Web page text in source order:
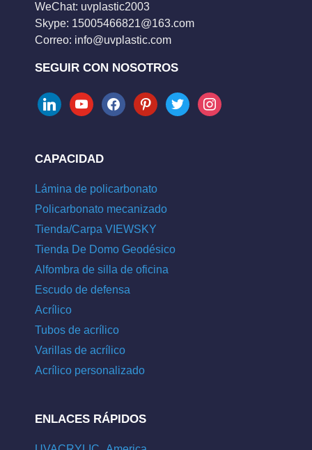
WeChat: uvplastic2003
Skype: 15005466821@163.com
Correo: info@uvplastic.com
SEGUIR CON NOSOTROS
linkedinyoutubefacebookpinteresttwitter instagram
CAPACIDAD
Lámina de policarbonato
Policarbonato mecanizado
Tienda/Carpa VIEWSKY
Tienda De Domo Geodésico
Alfombra de silla de oficina
Escudo de defensa
Acrílico
Tubos de acrílico
Varillas de acrílico
Acrílico personalizado
ENLACES RÁPIDOS